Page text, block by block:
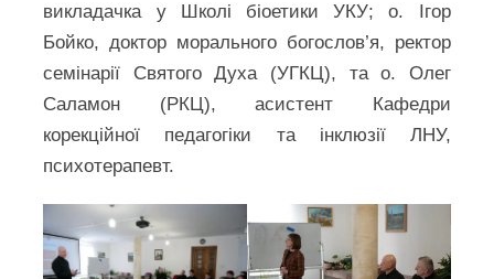
викладачка у Школі біоетики УКУ; о. Ігор
Бойко, доктор морального богослов’я, ректор
семінарії Святого Духа (УГКЦ), та о. Олег
Саламон (РКЦ), асистент Кафедри
корекційної педагогіки та інклюзії ЛНУ,
психотерапевт.